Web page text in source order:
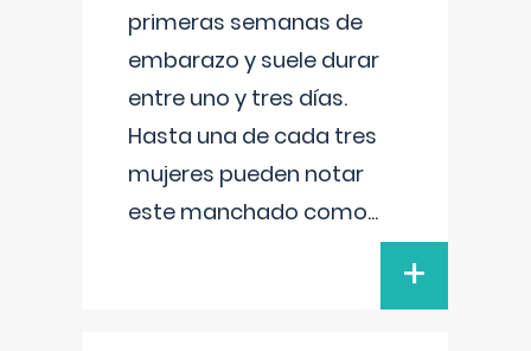
primeras semanas de
embarazo y suele durar
entre uno y tres días.
Hasta una de cada tres
mujeres pueden notar
este manchado como...
+